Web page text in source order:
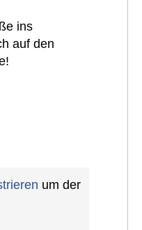
ins
auf den
um der